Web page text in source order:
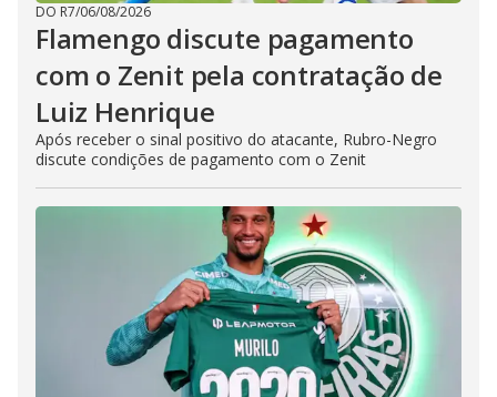
DO R7/06/08/2026
Flamengo discute pagamento
com o Zenit pela contratação de
Luiz Henrique
Após receber o sinal positivo do atacante, Rubro-Negro
discute condições de pagamento com o Zenit